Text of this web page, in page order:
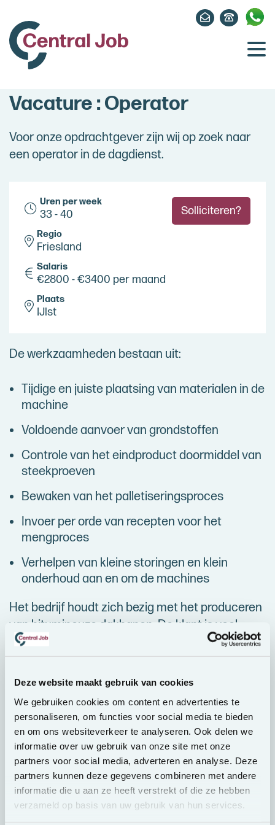
Deze website maakt gebruik van cookies
We gebruiken cookies om content en advertenties te
personaliseren, om functies voor social media te bieden
en om ons websiteverkeer te analyseren. Ook delen we
informatie over uw gebruik van onze site met onze
partners voor social media, adverteren en analyse. Deze
partners kunnen deze gegevens combineren met andere
informatie die u aan ze heeft verstrekt of die ze hebben
verzameld op basis van uw gebruik van hun services.
Vacature : Operator
Voor onze opdrachtgever zijn wij op zoek naar
een operator in de dagdienst.
Solliciteren?
Uren per week
33 - 40
Regio
Friesland
Salaris
€2800 - €3400 per maand
Plaats
IJlst
De werkzaamheden bestaan uit:
Tijdige en juiste plaatsing van materialen in de
machine
Voldoende aanvoer van grondstoffen
Controle van het eindproduct doormiddel van
steekproeven
Bewaken van het palletiseringsproces
Invoer per orde van recepten voor het
mengproces
Verhelpen van kleine storingen en klein
onderhoud aan en om de machines
Het bedrijf houdt zich bezig met het produceren
van bitumineuze dakbanen. De klant is veel
meer dan een producent van hoogkwalitatieve
producten voor waterdichting en isolatie. Al
meer dan honderdvijftig jaar bouwen we onze
dienste van onze klanten.
Je beschikt over een heftruckcertificaat of
bent bereid deze op onze kosten te halen.
Je hebt ervaring in een productieomgeving
Je bent leergierig